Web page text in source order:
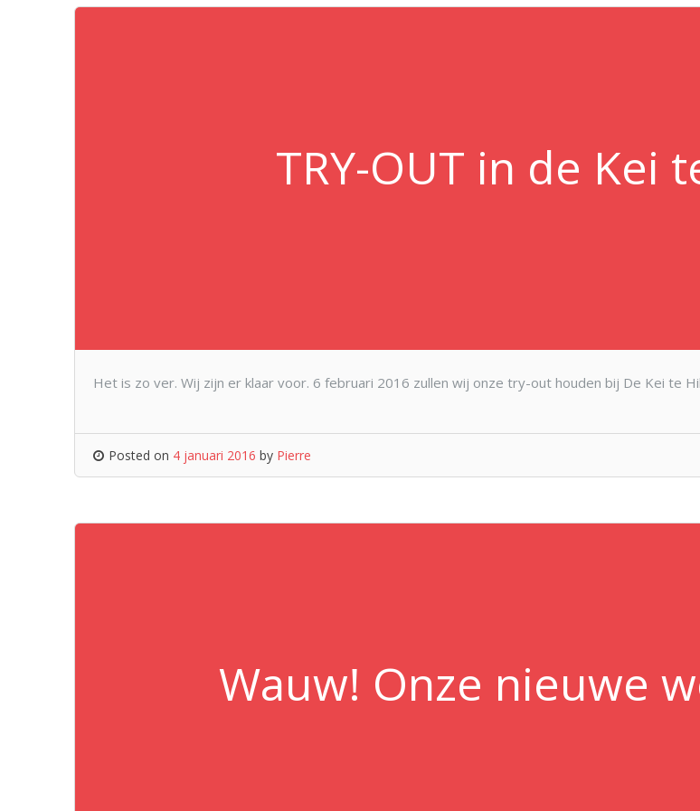
TRY-OUT in de Kei
Het is zo ver. Wij zijn er klaar voor. 6 februari 2016 zullen wij onze try-out houden bij De Kei te
Posted on 4 januari 2016 by Pierre
Wauw! Onze nieuwe